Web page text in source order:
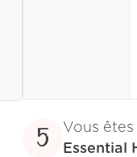
5
Vous
Essential